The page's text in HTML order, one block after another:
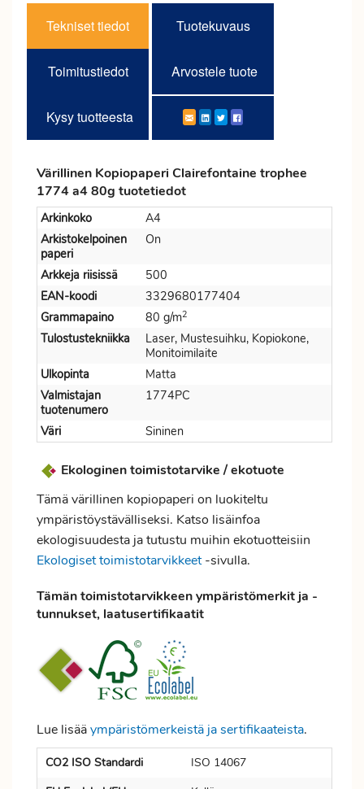
Tekniset tiedot Tuotekuvaus
Toimitustiedot Arvostele tuote
Kysy tuotteesta
Värillinen Kopiopaperi Clairefontaine trophee
1774 a4 80g tuotetiedot
Arkinkoko
A4
Arkistokelpoinen
paperi
On
Arkkeja riisissä
500
EAN-koodi
3329680177404
Grammapaino
80 g/m2
Tulostustekniikka
Laser, Mustesuihku, Kopiokone,
Monitoimilaite
Ulkopinta
Matta
Valmistajan
tuotenumero
1774PC
Väri Sininen
Ekologinen toimistotarvike / ekotuote
Tämä värillinen kopiopaperi on luokiteltu
ympäristöystävälliseksi. Katso lisäinfoa
ekologisuudesta ja tutustu muihin ekotuotteisiin
Ekologiset toimistotarvikkeet-sivulla.
Tämän toimistotarvikkeen ympäristömerkit ja -
tunnukset, laatusertifikaatit
Lue lisääympäristömerkeistä ja sertifikaateista.
CO2 ISO Standardi
ISO 14067